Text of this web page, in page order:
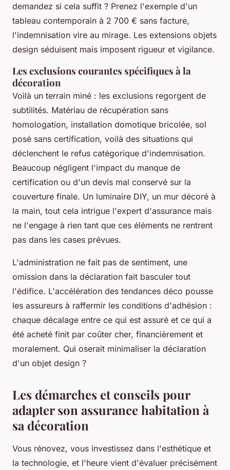
demandez si cela suffit ? Prenez l'exemple d'un
tableau contemporain à 2 700 € sans facture,
l'indemnisation vire au mirage. Les extensions objets
design séduisent mais imposent rigueur et vigilance.
Les exclusions courantes spécifiques à la
décoration
Voilà un terrain miné : les exclusions regorgent de
subtilités. Matériau de récupération sans
homologation, installation domotique bricolée, sol
posé sans certification, voilà des situations qui
déclenchent le refus catégorique d'indemnisation.
Beaucoup négligent l'impact du manque de
certification ou d'un devis mal conservé sur la
couverture finale. Un luminaire DIY, un mur décoré à
la main, tout cela intrigue l'expert d'assurance mais
ne l'engage à rien tant que ces éléments ne rentrent
pas dans les cases prévues.
L'administration ne fait pas de sentiment, une
omission dans la déclaration fait basculer tout
l'édifice. L'accélération des tendances déco pousse
les assureurs à raffermir les conditions d'adhésion :
chaque décalage entre ce qui est assuré et ce qui a
été acheté finit par coûter cher, financièrement et
moralement. Qui oserait minimaliser la déclaration
d'un objet design ?
Les démarches et conseils pour
adapter son assurance habitation à
sa décoration
Vous rénovez, vous investissez dans l'esthétique et
la technologie, et l'heure vient d'évaluer précisément